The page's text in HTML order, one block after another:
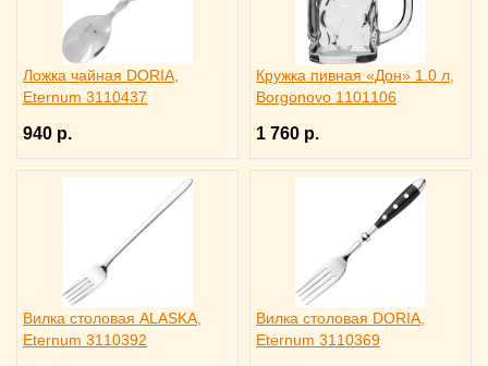
Ложка чайная DORIA,
Eternum 3110437
940 р.
Кружка пивная «Дон» 1.0 л,
Borgonovo 1101106
1 760 р.
Вилка столовая ALASKA,
Eternum 3110392
Вилка столовая DORIA,
Eternum 3110369